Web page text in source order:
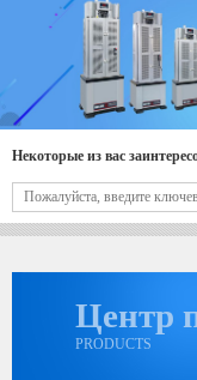
Некоторые из вас
Центр
PRODUCTS